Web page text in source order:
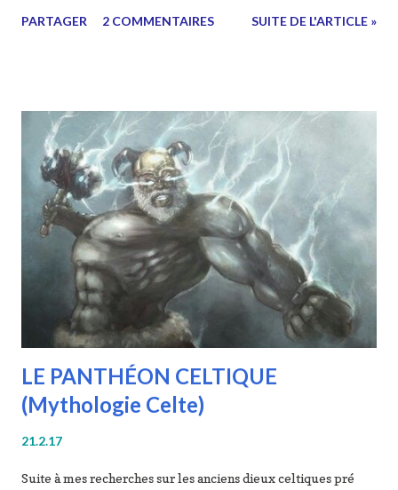
abuser, soit pour les avertir d'un danger. Ces créatures ont
ses entités sont présente dans mon livre MOJENN: Nouvelles
Celtes , voyons tout de suite les 5 créatures les plus
terrifiantes de Bretagne : 1 - Le HOPER : cousin des marais de
la sirène. Le hoper, ou hueur , est un oiseau nocturne
horrifiant ! Il niche au alentours des étangs et des marais. A la
nuit tombé, il prend une voix humaine séduisante pour attirer
des promeneurs égarés. Si vous lui répondez, l'oiseau vous
racontera...
PARTAGER 2 COMMENTAIRES SUITE DE L'ARTICLE »
LE PANTHÉON CELTIQUE
(Mythologie Celte)
21.2.17
Suite à mes recherches sur les anciens dieux celtiques pré